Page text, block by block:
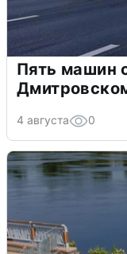
Пять машин
4 августа 0